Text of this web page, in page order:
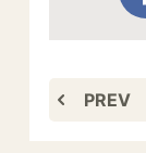
PREV